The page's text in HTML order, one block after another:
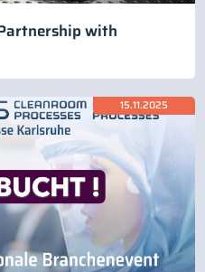
with
15.11.2025